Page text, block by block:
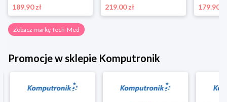
189.90 zł
219.00 zł
179.90 zł
Zobacz markę Tech-Med
Promocje w sklepie Komputronik